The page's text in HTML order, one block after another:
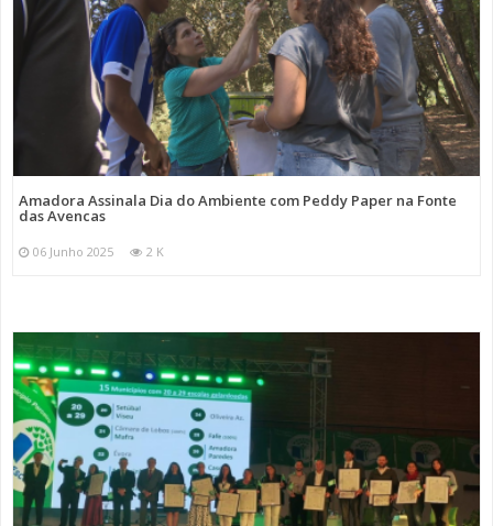
Amadora Assinala Dia do Ambiente com Peddy Paper na Fonte
das Avencas
06 Junho 2025 2 K